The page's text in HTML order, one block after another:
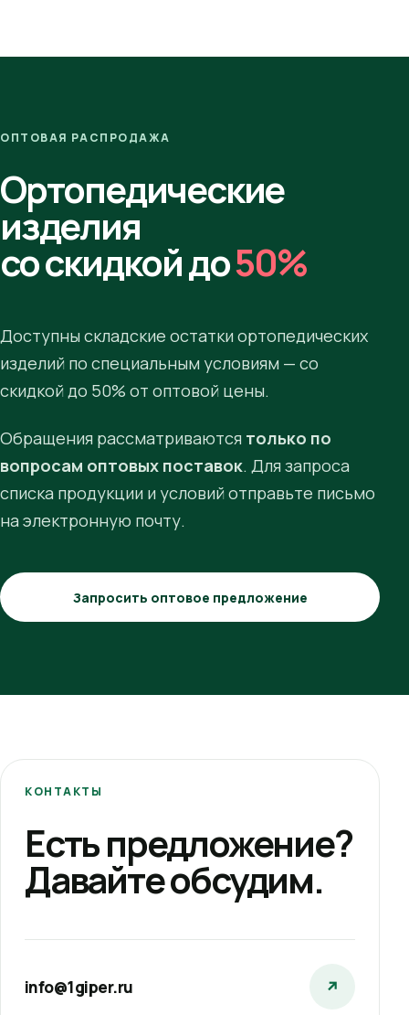
ОПТОВАЯ РАСПРОДАЖА
Ортопедические
изделия
со скидкой до50%
Доступны складские остатки ортопедических
изделий по специальным условиям — со
скидкой до 50% от оптовой цены.
Обращения рассматриваются только по
вопросам оптовых поставок. Для запроса
списка продукции и условий отправьте письмо
на электронную почту.
Запросить оптовое предложение
КОНТАКТЫ
Есть предложение?
Давайте обсудим.
info@1giper.ru ↗